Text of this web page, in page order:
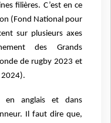
filières. C’est en ce
(Fond National pour
sur plusieurs axes
des Grands
de rugby 2023 et
2024).
en anglais et dans
Il faut dire que,